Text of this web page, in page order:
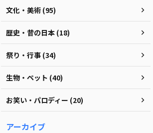
文化・美術 (95)
歴史・昔の日本 (18)
祭り・行事 (34)
生物・ペット (40)
お笑い・パロディー (20)
アーカイブ